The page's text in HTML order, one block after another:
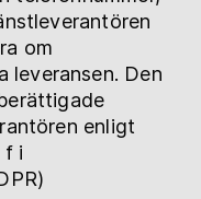
om
leveransen. Den
enligt
f i